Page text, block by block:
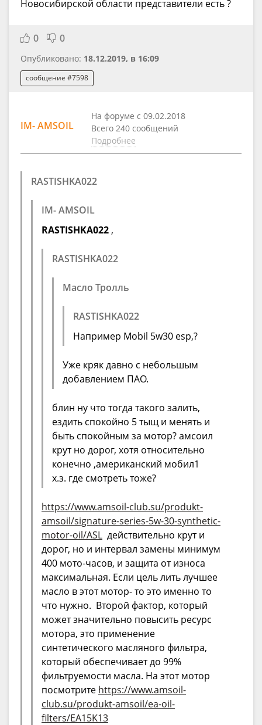
Новосибирской области представители есть ?
0 0
Опубликовано: 18.12.2019, в 16:09
сообщение #7598
IM- AMSOIL
На форуме с 09.02.2018
Всего 240 сообщений
Подробнее
RASTISHKA022
IM- AMSOIL
RASTISHKA022 ,
RASTISHKA022
Масло Тролль
RASTISHKA022
Например Mobil 5w30 esp,?
Уже кряк давно с небольшым
добавлением ПАО.
блин ну что тогда такого залить,
ездить спокойно 5 тыщ и менять и
быть спокойным за мотор? амсоил
крут но дорог, хотя относительно
конечно ,американский мобил1
х.з. где смотреть тоже?
https://www.amsoil-club.su/produkt-
amsoil/signature-series-5w-30-synthetic-
motor-oil/ASL действительно крут и
дорог, но и интервал замены минимум
400 мото-часов, и защита от износа
максимальная. Если цель лить лучшее
масло в этот мотор- то это именно то
что нужно. Второй фактор, который
может значительно повысить ресурс
мотора, это применение
синтетического масляного фильтра,
который обеспечивает до 99%
фильтруемости масла. На этот мотор
посмотрите https://www.amsoil-
club.su/produkt-amsoil/ea-oil-
filters/EA15K13